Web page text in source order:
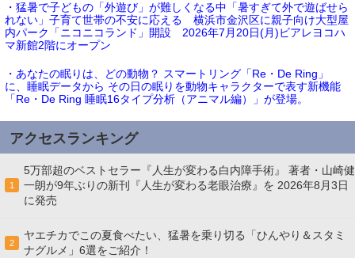
・猛暑で子どもの「外遊び」が難しくなる中「暑すぎて外で遊ばせら
れない」子育て世帯の不安に応える 横浜市金沢区に親子向け大型屋
内パーク「ニコニコランド」開設 2026年7月20日(月)ビアレヨコハ
マ新館2階にオープン
・あなたの眠りは、どの動物？ スマートリング「Re・De Ring」
に、睡眠データから その日の眠りを動物キャラクターで表す新機能
「Re・De Ring 睡眠16タイプ分析（アニマル編）」が登場。
アクセスランキング
1
5万部超のベストセラー『人生が変わる白内障手術』 著者・山崎健
一朗が9年ぶりの新刊『人生が変わる老眼治療』を 2026年8月3日
に発売
2
ヤエチカでこの夏食べたい、猛暑を乗り切る「ひんやり＆スタミ
ナグルメ」6選をご紹介！